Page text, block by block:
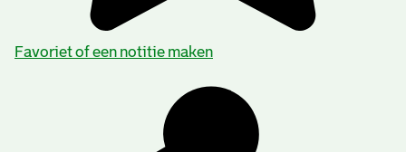
Favoriet of een notitie maken